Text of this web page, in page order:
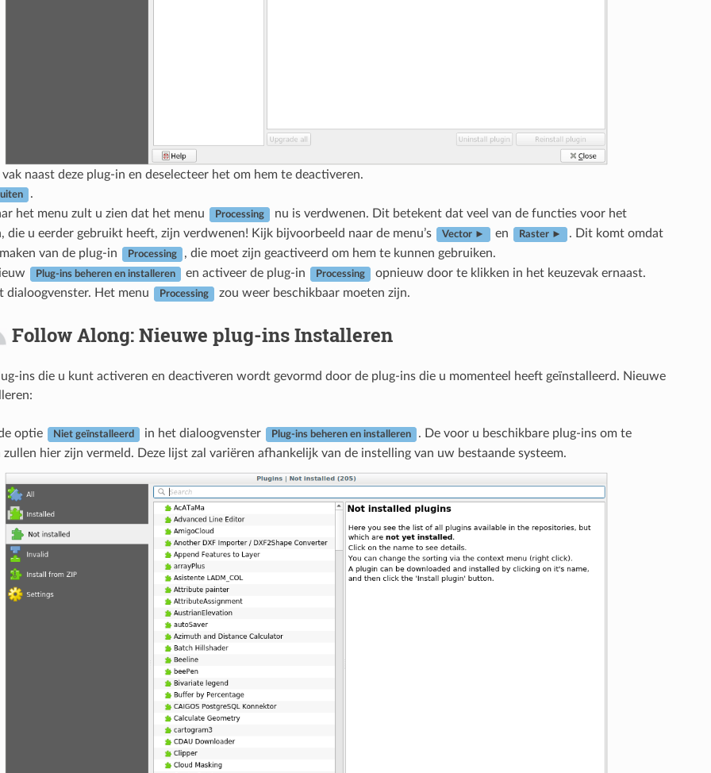
naast deze plug-in en deselecteer het om hem te deactiveren.
.
het menu zult u zien dat het menu
Processing
nu is verdwenen. Dit betekent dat veel van de functies voor het
die u eerder gebruikt heeft, zijn verdwenen! Kijk bijvoorbeeld naar de menu’s
Vector ► en Raster ►
. Dit komt omdat
van de plug-in
Processing
, die moet zijn geactiveerd om hem te kunnen gebruiken.
Plug-ins beheren en installeren en activeer de plug-in Processing opnieuw door te klikken in het keuzevak ernaast.
dialoogvenster. Het menu Processing zou weer beschikbaar moeten zijn.
Follow Along: Nieuwe plug-ins Installeren
ins die u kunt activeren en deactiveren wordt gevormd door de plug-ins die u momenteel heeft geïnstalleerd. Nieuwe
optie Niet geïnstalleerd in het dialoogvenster Plug-ins beheren en installeren
. De voor u beschikbare plug-ins om te
zullen hier zijn vermeld. Deze lijst zal variëren afhankelijk van de instelling van uw bestaande systeem.